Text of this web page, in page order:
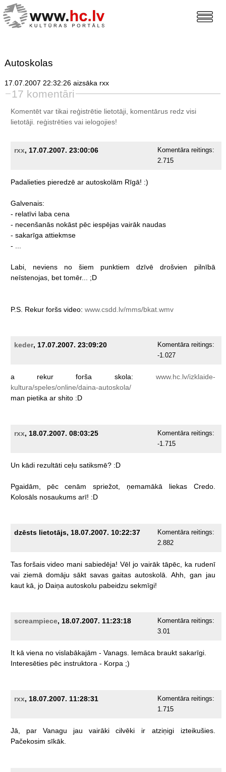
Autoskolas
17.07.2007 22:32:26 aizsāka rxx
17 komentāri
Komentēt var tikai reģistrētie lietotāji, komentārus redz visi
lietotāji. reģistrētiesvai ielogojies!
rxx, 17.07.2007. 23:00:06
Komentāra reitings:
2.715
Padalieties pieredzē ar autoskolām Rīgā! :)
Galvenais:
- relatīvi laba cena
- necenšanās nokāst pēc iespējas vairāk naudas
- sakarīga attiekmse
-
Labi, neviens no šiem punktiem dzīvē drošvien
pilnībā
neīstenojas, bet tomēr... ;D
P.S. Rekur foršs video: www.csdd.lv/mms/bkat.wmv
keder, 17.07.2007. 23:09:20
Komentāra reitings:
-1.027
a rekur forša skola:
www.hc.lv/izklaide-
kultura/speles/online/daina-autoskola/
man pietika ar shito :D
rxx, 18.07.2007. 08:03:25
Komentāra reitings:
-1.715
Un kādi rezultāti ceļu satiksmē? :D
Pgaidām, pēc cenām spriežot, ņemamākā liekas
Credo.
Kolosāls nosaukums arī! :D
dzēsts lietotājs, 18.07.2007. 10:22:37
Komentāra reitings:
2.882
Tas foršais video mani sabiedēja! Vēl jo vairāk tāpēc, ka rudenī
vai ziemā domāju sākt savas gaitas autoskolā. Ahh, gan
jau
kaut kā, jo Daiņa autoskolu pabeidzu sekmīgi!
screampiece, 18.07.2007. 11:23:18
Komentāra reitings:
3.01
It kā viena no vislabākajām - Vanags. Iemāca braukt sakarīgi.
Interesēties pēc instruktora - Korpa ;)
rxx, 18.07.2007. 11:28:31
Komentāra reitings:
1.715
Jā, par Vanagu jau vairāki cilvēki ir atziņigi
izteikušies.
Pačekosim sīkāk.